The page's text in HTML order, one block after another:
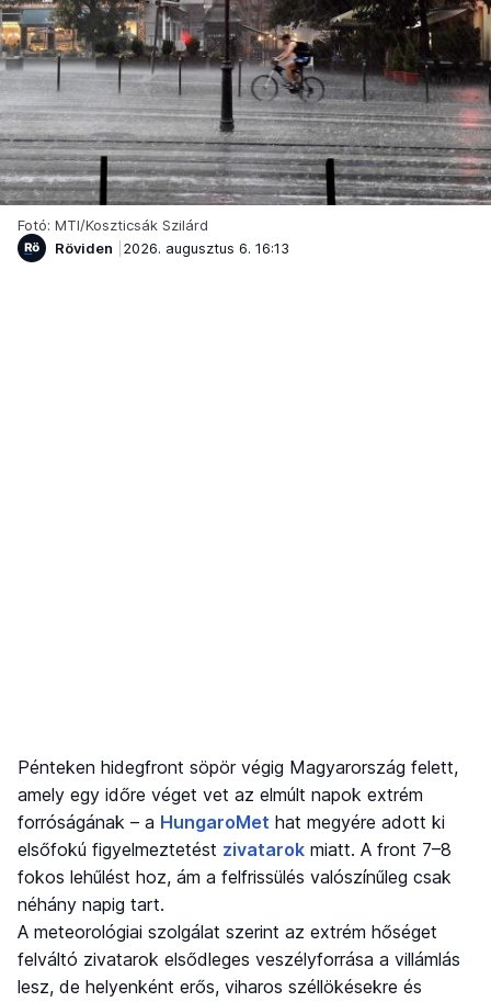
Fotó: MTI/Koszticsák Szilárd
Röviden
2026. augusztus 6. 16:13
Pénteken hidegfront söpör végig Magyarország felett,
amely egy időre véget vet az elmúlt napok extrém
forróságának – a HungaroMet hat megyére adott ki
elsőfokú figyelmeztetést zivatarok miatt. A front 7–8
fokos lehűlést hoz, ám a felfrissülés valószínűleg csak
néhány napig tart.
A meteorológiai szolgálat szerint az extrém hőséget
felváltó zivatarok elsődleges veszélyforrása a villámlás
lesz, de helyenként erős, viharos széllökésekre és